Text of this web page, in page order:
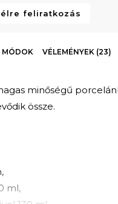
feliratkozás
MÓDOK VÉLEMÉNYEK (23)
minőségű
össze.
ml,